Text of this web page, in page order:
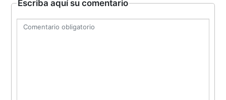
Escriba aquí su comentario